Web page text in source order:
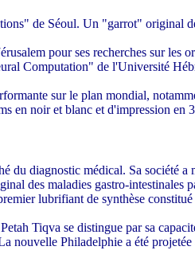
de Séoul. Un "garrot" original
pour ses recherches sur les
Computation" de l'Université
sur le plan mondial,
en noir et blanc et d'impression en
diagnostic médical. Sa société
des maladies gastro-intestinales
lubrifiant de synthèse
Tiqva se distingue par sa
Philadelphie a été